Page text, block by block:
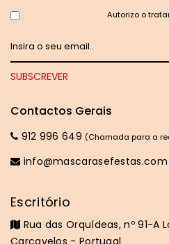
Autorizo o
Contactos Gerais
912 996 649 (Chamada para a
info@mascarasefestas.com
Escritório
Rua das Orquídeas, nº 91-A